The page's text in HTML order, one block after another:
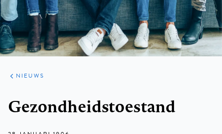
ARTIKELEN
HET
KORT
NIEUWS
Gezondheidstoestand